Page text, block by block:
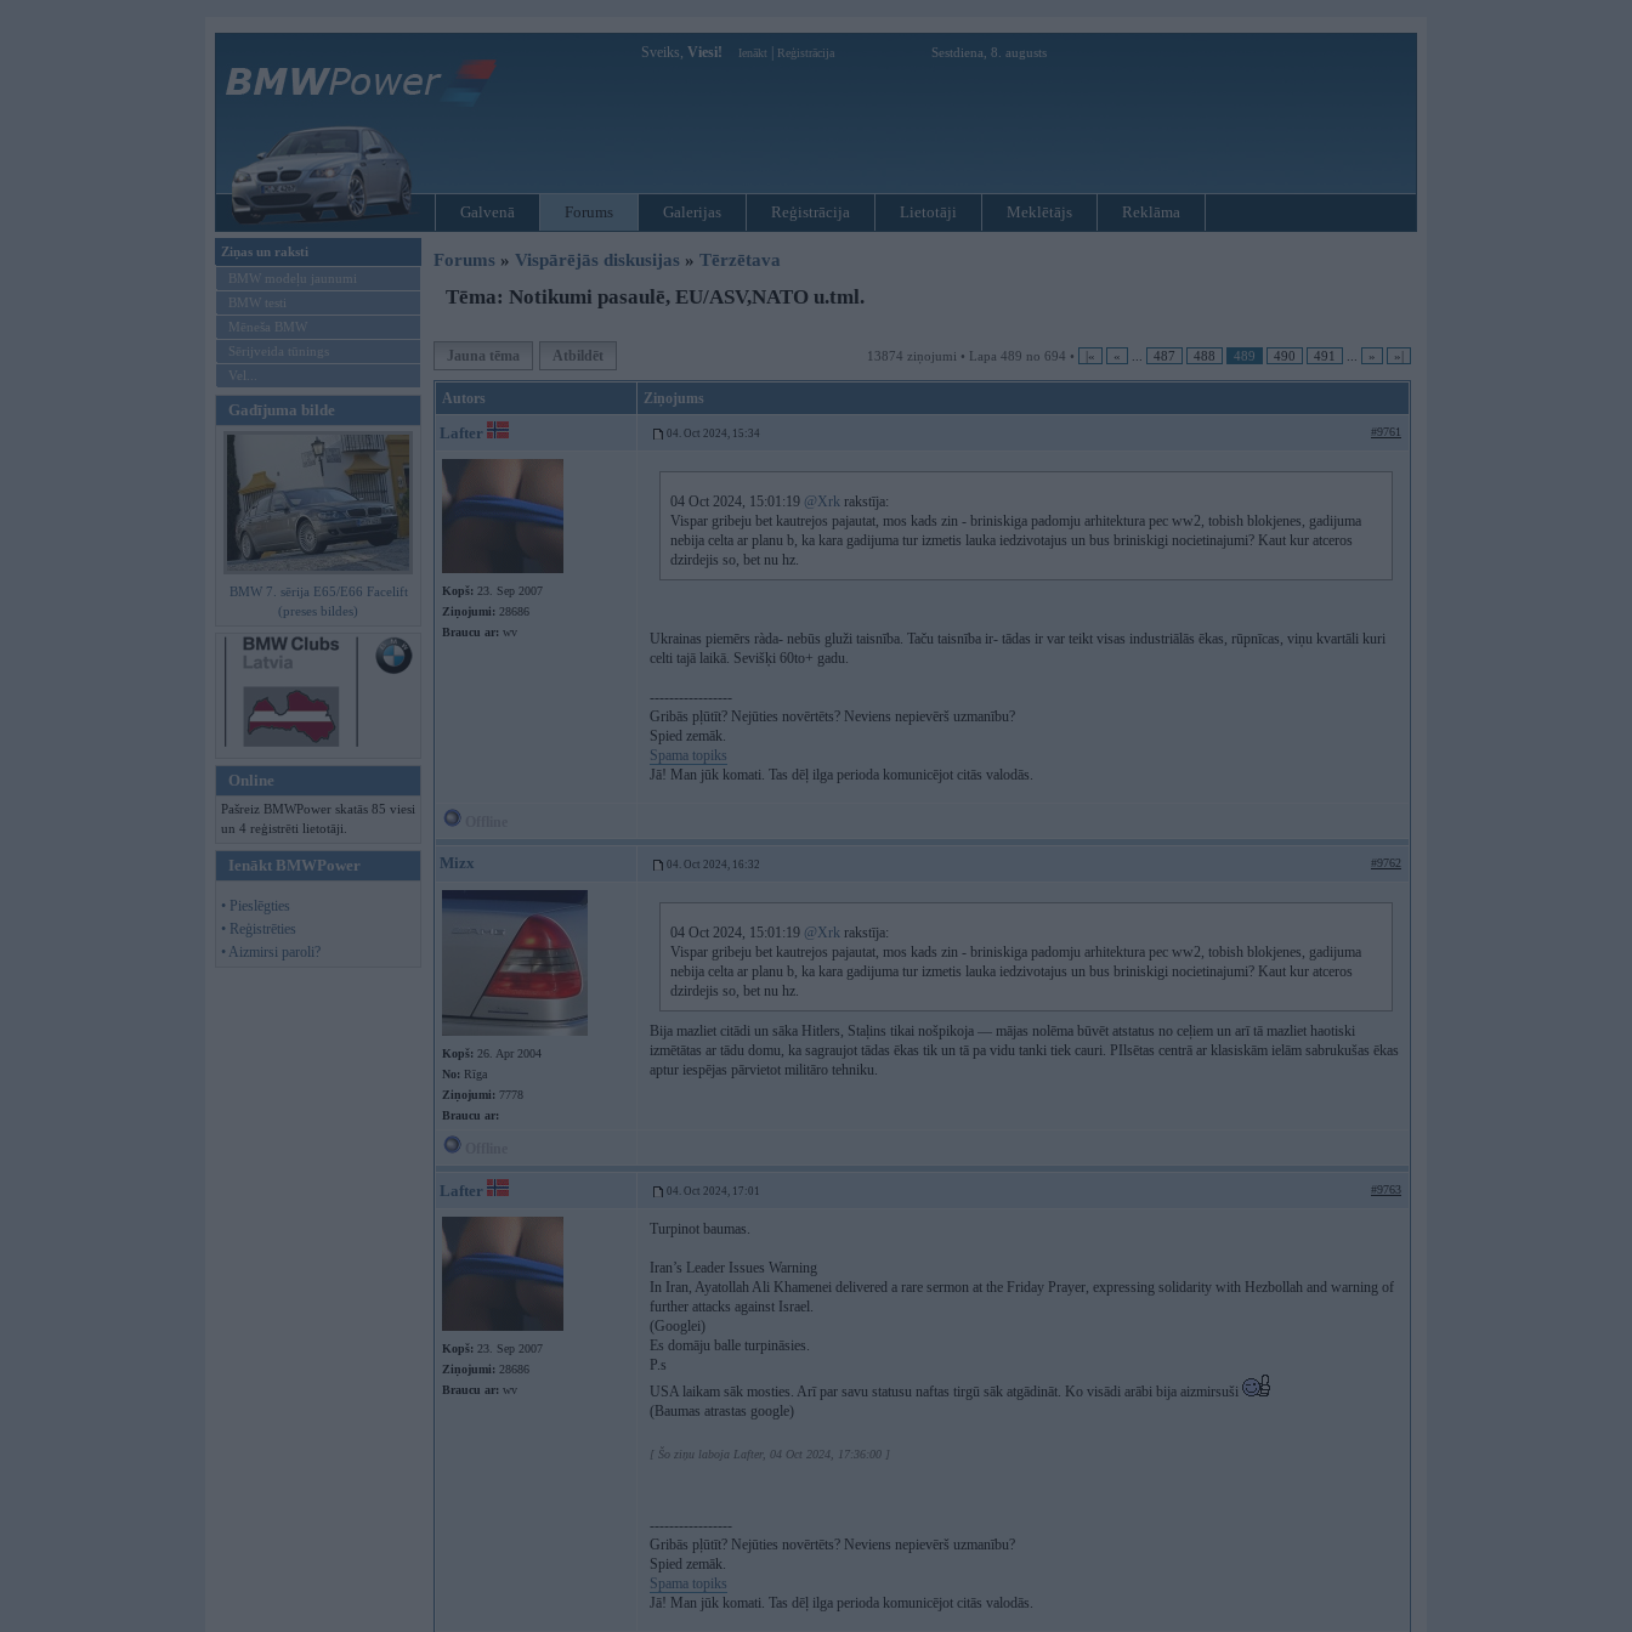
Sveiks, Viesi! Ienākt Reģistrācija Sestdiena, 8. augusts
Galvenā Forums Galerijas Reģistrācija Lietotāji Meklētājs Reklāma
Ziņas un raksti
BMW modeļu jaunumi
BMW testi
Mēneša BMW
Sērijveida tūnings
Vel...
Gadījuma bilde
BMW 7. sērija E65/E66 Facelift
(preses bildes)
Online
Pašreiz BMWPower skatās 85 viesi
un 4 reģistrēti lietotāji.
Ienākt BMWPower
• Pieslēgties
• Reģistrēties
• Aizmirsi paroli?
Forums » Vispārējās diskusijas » Tērzētava
Tēma: Notikumi pasaulē, EU/ASV,NATO u.tml.
Jauna tēma Atbildēt 13874 ziņojumi • Lapa 489 no 694 • |« « 487 488 489 490 491 » »|
Autors Ziņojums
Lafter 04. Oct 2024, 15:34 #9761
Kopš: 23. Sep 2007
Ziņojumi: 28686
Braucu ar: wv
04 Oct 2024, 15:01:19 @Xrk rakstīja:
Vispar gribeju bet kautrejos pajautat, mos kads zin - briniskiga padomju arhitektura pec ww2, tobish blokjenes, gadijuma
nebija celta ar planu b, ka kara gadijuma tur izmetis lauka iedzivotajus un bus briniskigi nocietinajumi? Kaut kur atceros
dzirdejis so, bet nu hz.
Ukrainas piemērs ràda- nebūs gluži taisnība. Taču taisnība ir- tādas ir var teikt visas industriālās ēkas, rūpnīcas, viņu kvartāli kuri
celti tajā laikā. Sevišķi 60to+ gadu.
-----------------
Gribās pļūtīt? Nejūties novērtēts? Neviens nepievērš uzmanību?
Spied zemāk.
Spama topiks
Jā! Man jūk komati. Tas dēļ ilga perioda komunicējot citās valodās.
Mizx 04. Oct 2024, 16:32 #9762
Kopš: 26. Apr 2004
No: Rīga
Ziņojumi: 7778
Braucu ar:
04 Oct 2024, 15:01:19 @Xrk rakstīja:
Vispar gribeju bet kautrejos pajautat, mos kads zin - briniskiga padomju arhitektura pec ww2, tobish blokjenes, gadijuma
nebija celta ar planu b, ka kara gadijuma tur izmetis lauka iedzivotajus un bus briniskigi nocietinajumi? Kaut kur atceros
dzirdejis so, bet nu hz.
Bija mazliet citādi un sāka Hitlers, Staļins tikai nošpikoja — mājas nolēma būvēt atstatus no ceļiem un arī tā mazliet haotiski
izmētātas ar tādu domu, ka sagraujot tādas ēkas tik un tā pa vidu tanki tiek cauri. PIlsētas centrā ar klasiskām ielām sabrukušas ēkas
aptur iespējas pārvietot militāro tehniku.
Lafter 04. Oct 2024, 17:01 #9763
Kopš: 23. Sep 2007
Ziņojumi: 28686
Braucu ar: wv
Turpinot baumas.
Iran’s Leader Issues Warning
In Iran, Ayatollah Ali Khamenei delivered a rare sermon at the Friday Prayer, expressing solidarity with Hezbollah and warning of
further attacks against Israel.
(Googlei)
Es domāju balle turpināsies.
P.s
USA laikam sāk mosties. Arī par savu statusu naftas tirgū sāk atgādināt. Ko visādi arābi bija aizmirsuši
(Baumas atrastas google)
[ Šo ziņu laboja Lafter, 04 Oct 2024, 17:36:00 ]
-----------------
Gribās pļūtīt? Nejūties novērtēts? Neviens nepievērš uzmanību?
Spied zemāk.
Spama topiks
Jā! Man jūk komati. Tas dēļ ilga perioda komunicējot citās valodās.